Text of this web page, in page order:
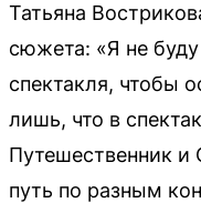
Татьяна
сюжета: «Я не
спектакля, чтобы
лишь, что в
Путешественник и
путь по разным